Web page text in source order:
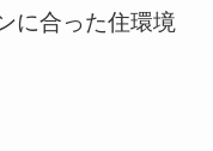
に合った住環境